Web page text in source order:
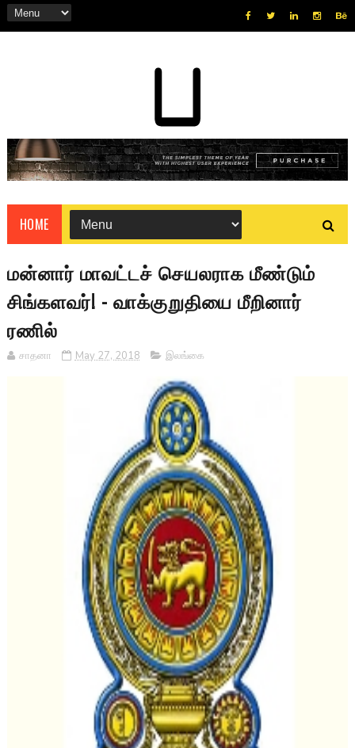
HOME
மன்னார் மாவட்டச் செயலராக மீண்டும்
சிங்களவர்! - வாக்குறுதியை மீறினார்
ரணில்
சாதனா May 27, 2018 இலங்கை